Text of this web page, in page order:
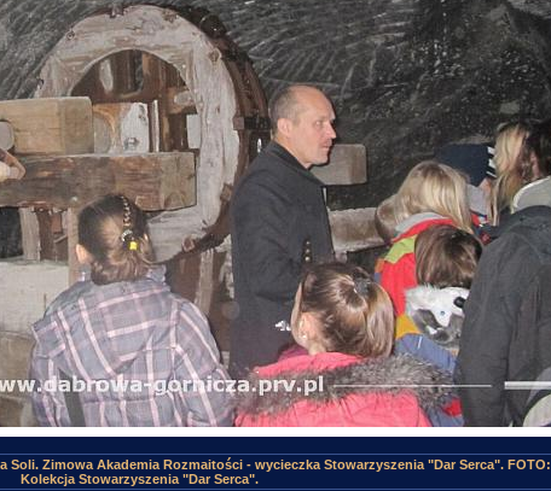
Soli. Zimowa Akademia Rozmaitości - wycieczka Stowarzyszenia "Dar Serca". FOTO:
Kolekcja Stowarzyszenia "Dar Serca".